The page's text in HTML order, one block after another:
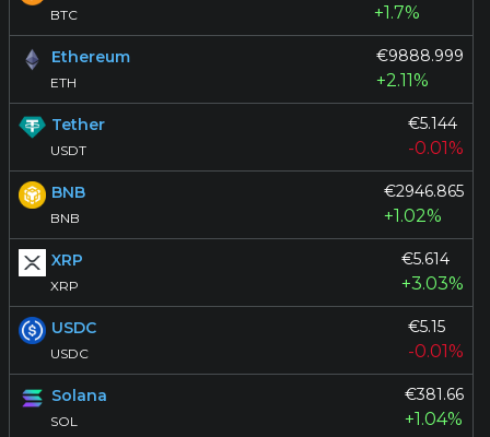
BTC +1.7%
Ethereum
ETH
€9888.999
+2.11%
Tether
USDT
€5.144
-0.01%
BNB
BNB
€2946.865
+1.02%
XRP
XRP
€5.614
+3.03%
USDC
USDC
€5.15
-0.01%
Solana
SOL
€381.66
+1.04%